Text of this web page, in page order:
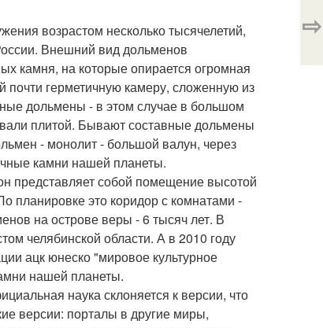
возрастом несколько тысячелетий,
Внешний вид дольменов
камня, на которые опирается огромная
герметичную камеру, сложенную из
дольмены - в этом случае в большом
плитой. Бывают составные дольмены
- монолит - большой валун, через
камни нашей планеты.
представляет собой помещение высотой
планировке это коридор с комнатами -
на острове веры - 6 тысяч лет. В
челябинской области. А в 2010 году
ацк юнеско "мировое культурное
нашей планеты.
наука склоняется к версии, что
версии: порталы в другие миры,
⇨